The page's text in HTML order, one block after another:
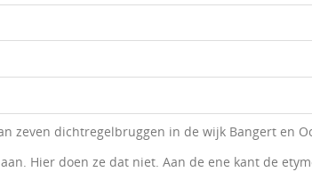
zeven dichtregelbruggen in de wijk Bangert en
Hier doen ze dat niet. Aan de ene kant de